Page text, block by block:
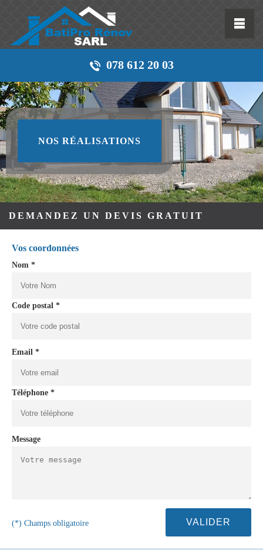
078 612 20 03
NOS RÉALISATIONS
DEMANDEZ UN DEVIS GRATUIT
Vos coordonnées
Nom *
Code postal *
Email *
Téléphone *
Message
(*) Champs obligatoire